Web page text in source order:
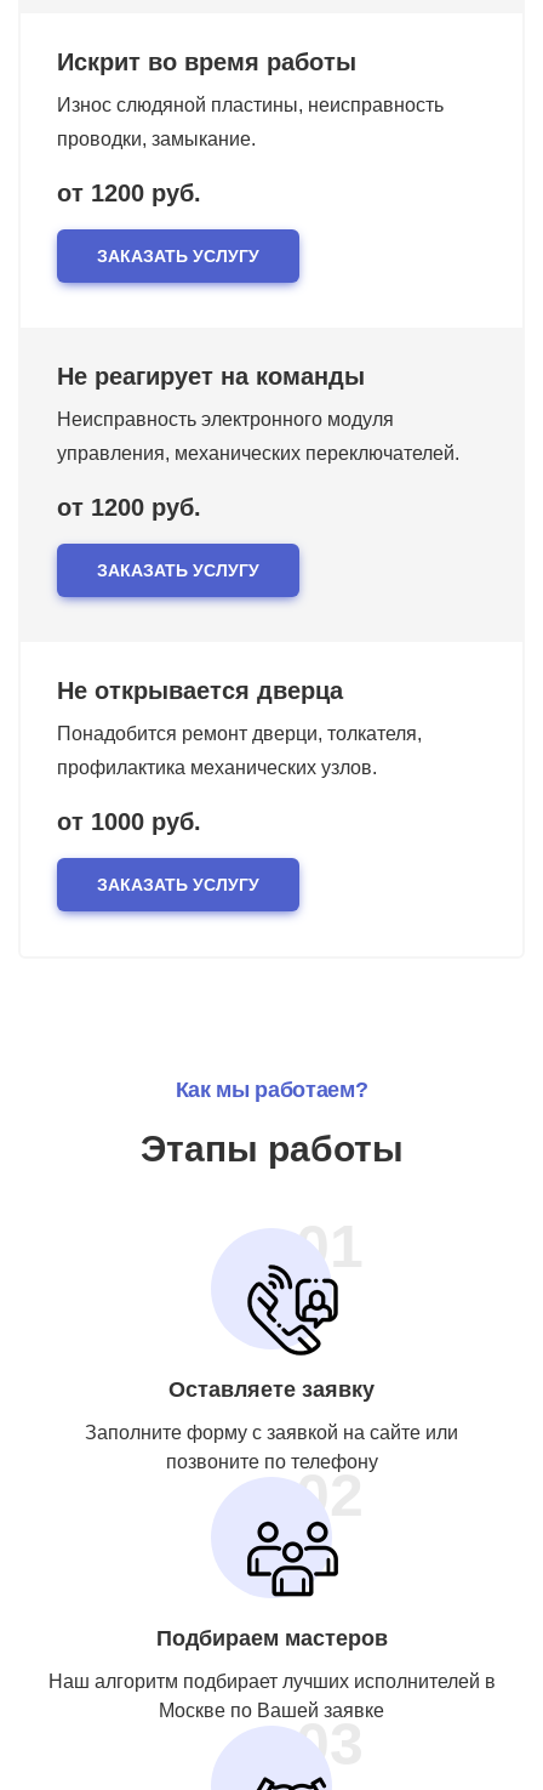
Искрит во время работы
Износ слюдяной пластины, неисправность
проводки, замыкание.
от 1200 руб.
ЗАКАЗАТЬ УСЛУГУ
Не реагирует на команды
Неисправность электронного модуля
управления, механических переключателей.
от 1200 руб.
ЗАКАЗАТЬ УСЛУГУ
Не открывается дверца
Понадобится ремонт дверци, толкателя,
профилактика механических узлов.
от 1000 руб.
ЗАКАЗАТЬ УСЛУГУ
Как мы работаем?
Этапы работы
01
Оставляете заявку
Заполните форму с заявкой на сайте или
позвоните по телефону
02
Подбираем мастеров
Наш алгоритм подбирает лучших исполнителей в
Москве по Вашей заявке
03